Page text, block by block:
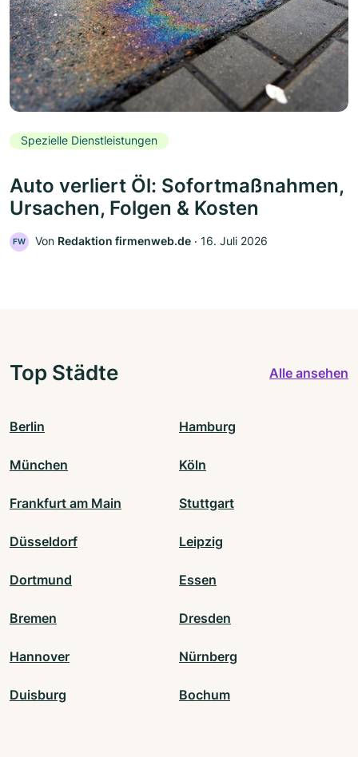
Spezielle Dienstleistungen
Auto verliert Öl: Sofortmaßnahmen,
Ursachen, Folgen & Kosten
FW Von Redaktion firmenweb.de ‧ 16. Juli 2026
Top Städte Alle ansehen
Berlin Hamburg
München Köln
Frankfurt am Main Stuttgart
Düsseldorf Leipzig
Dortmund Essen
Bremen Dresden
Hannover Nürnberg
Duisburg Bochum